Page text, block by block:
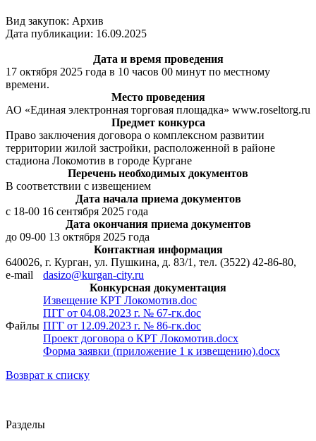
Вид закупок: Архив
Дата публикации: 16.09.2025
Дата и время проведения
17 октября 2025 года в 10 часов 00 минут по местному
времени.
Место проведения
АО «Единая электронная торговая площадка» www.roseltorg.ru
Предмет конкурса
Право заключения договора о комплексном развитии
территории жилой застройки, расположенной в районе
стадиона Локомотив в городе Кургане
Перечень необходимых документов
В соответствии с извещением
Дата начала приема документов
с 18-00 16 сентября 2025 года
Дата окончания приема документов
до 09-00 13 октября 2025 года
Контактная информация
640026, г. Курган, ул. Пушкина, д. 83/1, тел. (3522) 42-86-80,
e-mail
dasizo@kurgan-city.ru
Конкурсная документация
Файлы
Извещение КРТ Локомотив.doc
ПГГ от 04.08.2023 г. № 67-гк.doc
ПГГ от 12.09.2023 г. № 86-гк.doc
Проект договора о КРТ Локомотив.docx
Форма заявки (приложение 1 к извещению).docx
Возврат к списку
Разделы